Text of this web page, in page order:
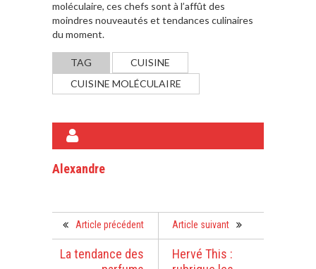
moléculaire, ces chefs sont à l’affût des
moindres nouveautés et tendances culinaires
du moment.
TAG
CUISINE
CUISINE MOLÉCULAIRE
Alexandre
Article précédent
La tendance des
Article suivant
Hervé This :